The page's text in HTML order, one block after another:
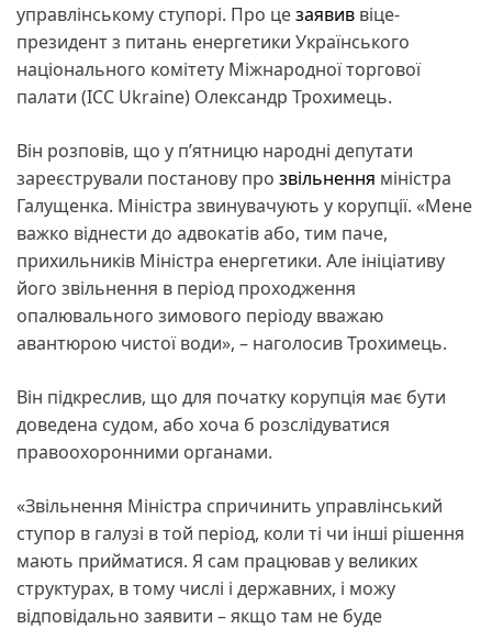
управлінському ступорі. Про цезаявив віце-
президент з питань енергетики Українського
національного комітету Міжнародної торгової
палати (ICC Ukraine) Олександр Трохимець.
Він розповів, що у пʼятницю народні депутати
зареєстрували постанову про звільнення міністра
Галущенка. Міністра звинувачують у корупції. «Мене
важко віднести до адвокатів або, тим паче,
прихильників Міністра енергетики. Але ініціативу
його звільнення в період проходження
опалювального зимового періоду вважаю
авантюрою чистої води», – наголосив Трохимець.
Він підкреслив, що для початку корупція має бути
доведена судом, або хоча б розслідуватися
правоохоронними органами.
«Звільнення Міністра спричинить управлінський
ступор в галузі в той період, коли ті чи інші рішення
мають прийматися. Я сам працював у великих
структурах, в тому числі і державних, і можу
відповідально заявити – якщо там не буде